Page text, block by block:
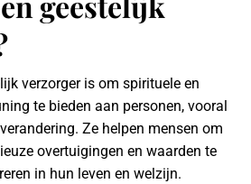
verzorger is om spirituele en
te bieden aan personen, vooral
Ze helpen mensen om
overtuigingen en waarden te
in hun leven en welzijn.